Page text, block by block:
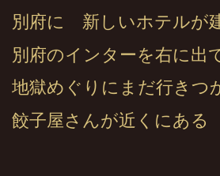
別府に 新しいホテルが
別府のインターを右に
地獄めぐりにまだ行き
餃子屋さんが近くにあ